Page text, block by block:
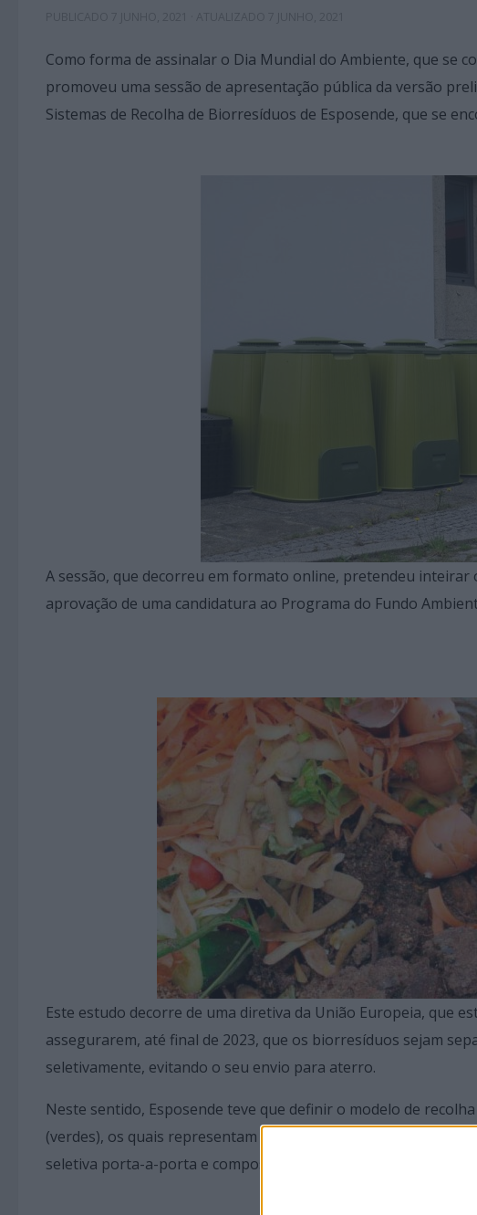
Como forma de assinalar o Dia Mundial do Ambiente, que se
promoveu uma sessão de apresentação pública da versão
Sistemas de Recolha de Biorresíduos de Esposende, que se
A sessão, que decorreu em formato online, pretendeu
aprovação de uma candidatura ao Programa do Fundo
Este estudo decorre de uma diretiva da União Europeia, que
assegurarem, até final de 2023, que os biorresíduos sejam
seletivamente, evitando o seu envio para aterro.
Neste sentido, Esposende teve que definir o modelo de
(verdes), os quais representam mais de 40% do total dos
seletiva porta-a-porta e compostagem.